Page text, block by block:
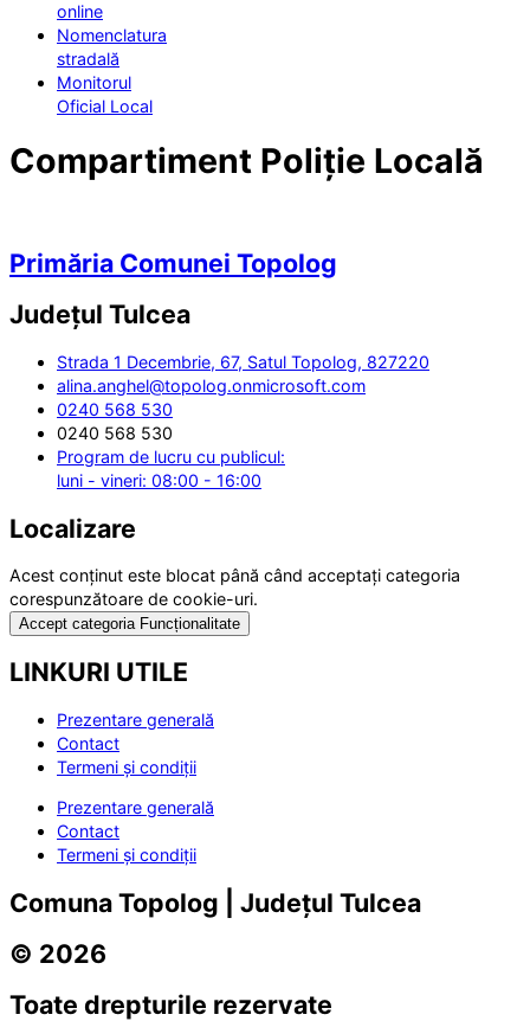
online
Nomenclatura
stradală
Monitorul
Oficial Local
Compartiment Poliție Locală
Primăria Comunei Topolog
Județul Tulcea
Strada 1 Decembrie, 67, Satul Topolog, 827220
alina.anghel@topolog.onmicrosoft.com
0240 568 530
0240 568 530
Program de lucru cu publicul:
luni - vineri: 08:00 - 16:00
Localizare
Acest conținut este blocat până când acceptați categoria
corespunzătoare de cookie-uri.
Accept categoria Funcționalitate
LINKURI UTILE
Prezentare generală
Contact
Termeni și condiții
Prezentare generală
Contact
Termeni și condiții
Comuna Topolog | Județul Tulcea
© 2026
Toate drepturile rezervate